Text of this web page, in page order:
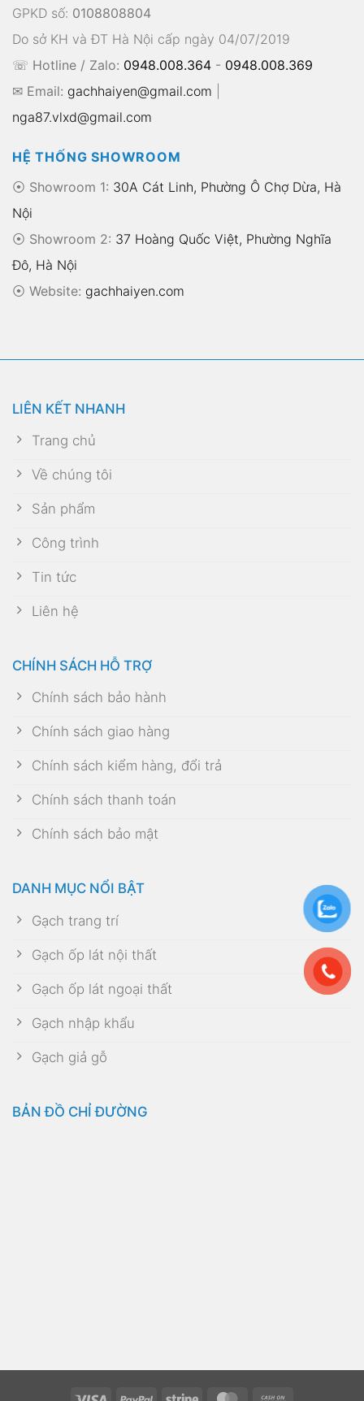
GPKD số: 0108808804
Do sở KH và ĐT Hà Nội cấp ngày 04/07/2019
☏ Hotline / Zalo: 0948.008.364 - 0948.008.369
✉ Email: gachhaiyen@gmail.com
nga87.vlxd@gmail.com
HỆ THỐNG SHOWROOM
⦿ Showroom 1: 30A Cát Linh, Phường Ô Chợ Dừa, Hà
Nội
⦿ Showroom 2: 37 Hoàng Quốc Việt, Phường Nghĩa
Đô, Hà Nội
⦿ Website: gachhaiyen.com
LIÊN KẾT NHANH
Trang chủ
Về chúng tôi
Sản phẩm
Công trình
Tin tức
Liên hệ
CHÍNH SÁCH HỖ TRỢ
Chính sách bảo hành
Chính sách giao hàng
Chính sách kiểm hàng, đổi trả
Chính sách thanh toán
Chính sách bảo mật
DANH MỤC NỔI BẬT
Gạch trang trí
Gạch ốp lát nội thất
Gạch ốp lát ngoại thất
Gạch nhập khẩu
Gạch giả gỗ
BẢN ĐỒ CHỈ ĐƯỜNG
Visa PayPal Stripe MasterCard